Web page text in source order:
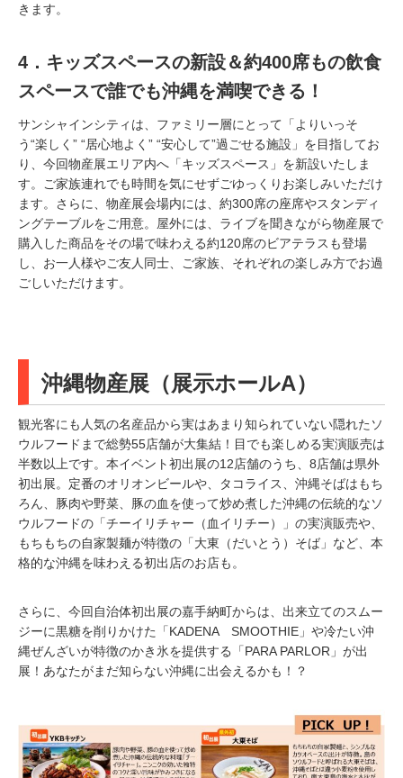
きます。
4．キッズスペースの新設＆約400席もの飲食
スペースで誰でも沖縄を満喫できる！
サンシャインシティは、ファミリー層にとって「よりいっそ
う“楽しく” “居心地よく” “安心して”過ごせる施設」を目指してお
り、今回物産展エリア内へ「キッズスペース」を新設いたしま
す。ご家族連れでも時間を気にせずごゆっくりお楽しみいただけ
ます。さらに、物産展会場内には、約300席の座席やスタンディ
ングテーブルをご用意。屋外には、ライブを聞きながら物産展で
購入した商品をその場で味わえる約120席のビアテラスも登場
し、お一人様やご友人同士、ご家族、それぞれの楽しみ方でお過
ごしいただけます。
沖縄物産展（展示ホールA）
観光客にも人気の名産品から実はあまり知られていない隠れたソ
ウルフードまで総勢55店舗が大集結！目でも楽しめる実演販売は
半数以上です。本イベント初出展の12店舗のうち、8店舗は県外
初出展。定番のオリオンビールや、タコライス、沖縄そばはもち
ろん、豚肉や野菜、豚の血を使って炒め煮した沖縄の伝統的なソ
ウルフードの「チーイリチャー（血イリチー）」の実演販売や、
もちもちの自家製麺が特徴の「大東（だいとう）そば」など、本
格的な沖縄を味わえる初出店のお店も。
さらに、今回自治体初出展の嘉手納町からは、出来立てのスムー
ジーに黒糖を削りかけた「KADENA SMOOTHIE」や冷たい沖
縄ぜんざいが特徴のかき氷を提供する「PARA PARLOR」が出
展！あなたがまだ知らない沖縄に出会えるかも！？